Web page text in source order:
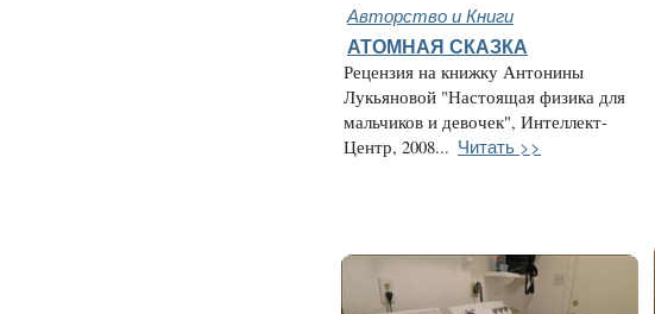
Авторство и Книги
АТОМНАЯ СКАЗКА
Рецензия на книжку Антонины
Лукьяновой "Настоящая физика для
мальчиков и девочек", Интеллект-
Центр, 2008... Читать >>